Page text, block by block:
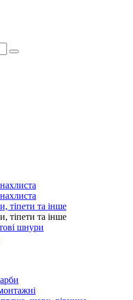
тіпети та інше
тіпети та інше
шнури